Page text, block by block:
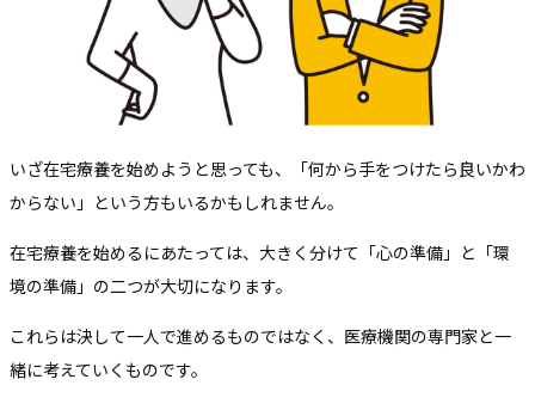
いざ在宅療養を始めようと思っても、「何から手をつけたら良いかわ
からない」という方もいるかもしれません。
在宅療養を始めるにあたっては、大きく分けて「心の準備」と「環
境の準備」の二つが大切になります。
これらは決して一人で進めるものではなく、医療機関の専門家と一
緒に考えていくものです。